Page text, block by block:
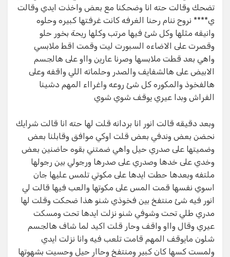
تضحك وقالت حته انا وضحكنا مع بعض واخذت ايدي وقالت
ي**** نروح ننام رحنا الغرفه كانت غرفتها كبيره وحلوه
وانيقه مثلها وكل شئ فيها مرتب وكلها ريحة بخور حلو
وقصرت على الاضاءه السبورت ليت وقمت اقط ملابسي
واهي بعد قطت ملابسها وصرنا عارين وااو على هالجسم
الابيض على هالشفايف والصدر وحلماته اللي واقفه وعلى
هالفخوذ والمكوره كل شئ روعه واغرااء المهم دشينا
الفراش وبدا عيري يوقف شوي شوي
وبعد دقيقه قالت انور انا بردانه قلت لها حته انا قالت شرايك
نحضن بعض وندفي بعض قلت اوكي موافق وقابلنا بعض
وضميتها على صدري حيل واهي ضمتني بقوه حاضنين بعض
وخدي على خدها وصدري على صدرها ورجولي بين رجولها
ملتفه وبعدها حطت ايدها على مكوتي تلمس عليها جان
اسوي نفسها قمت المس على مكوتها والعب فيها قالت لي
انور فيه شئ منتفخ بين فخوذي شنو هذا ضحكت وقلت لها
مدري طلي تحت وشوفي شنو نزلت ايدها تحت ومسكت
عيري وقال وااو واقف وحار قلت اكيد لما شاف هالجسم
شلون مايوقف المهم قامت تلعب فيه وانا نزلت ايدي
ولمست كسها كان كبير ومنتفخ وحاار حيل وحسيت بشهوتها